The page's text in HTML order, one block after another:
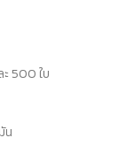
500 ใบ
น